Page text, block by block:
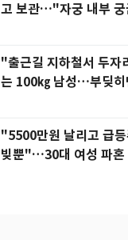
고 보관…"자궁 내부
"출근길 지하철서 두자
는 100㎏ 남성…부딪
"5500만원 날리고 급
빚뿐"…30대 여성 파혼